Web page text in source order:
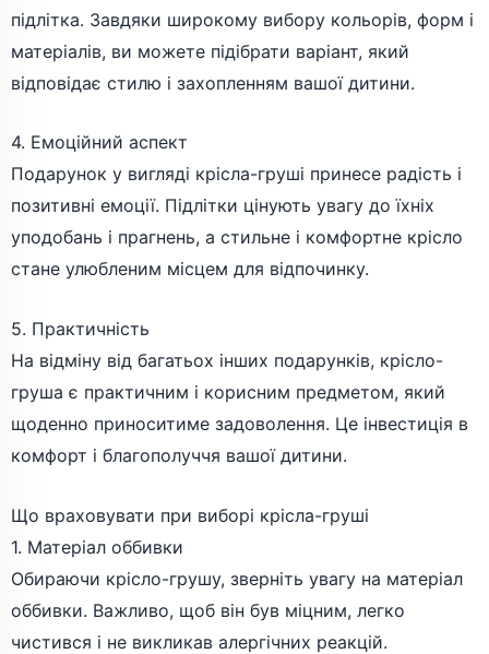
підлітка. Завдяки широкому вибору кольорів, форм і
матеріалів, ви можете підібрати варіант, який
відповідає стилю і захопленням вашої дитини.
4. Емоційний аспект
Подарунок у вигляді крісла-груші принесе радість і
позитивні емоції. Підлітки цінують увагу до їхніх
уподобань і прагнень, а стильне і комфортне крісло
стане улюбленим місцем для відпочинку.
5. Практичність
На відміну від багатьох інших подарунків, крісло-
груша є практичним і корисним предметом, який
щоденно приноситиме задоволення. Це інвестиція в
комфорт і благополуччя вашої дитини.
Що враховувати при виборі крісла-груші
1. Матеріал оббивки
Обираючи крісло-грушу, зверніть увагу на матеріал
оббивки. Важливо, щоб він був міцним, легко
чистився і не викликав алергічних реакцій.